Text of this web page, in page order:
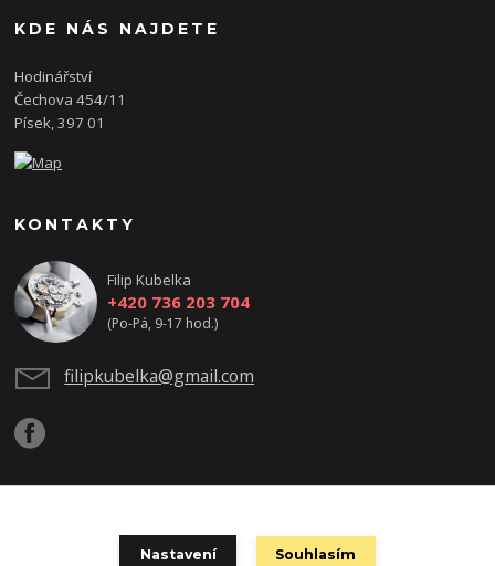
KDE NÁS NAJDETE
Hodinářství
Čechova 454/11
Písek, 397 01
KONTAKTY
Filip Kubelka
+420 736 203 704
(Po-Pá, 9-17 hod.)
filipkubelka@gmail.com
Podle zákona o evidenci tržeb je prodávající povinen vystavit kupujícímu
účtenku. Zároveň je povinen zaevidovat přijatou tržbu u správce daně online;
Nastavení Souhlasím